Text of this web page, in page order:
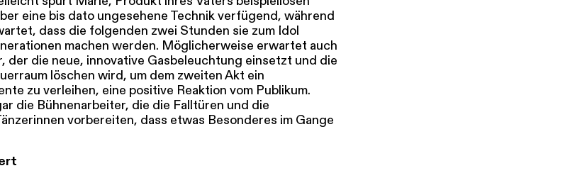
eine bis dato ungesehene Technik verfügend, während
dass die folgenden zwei Stunden sie zum Idol
machen werden. Möglicherweise erwartet auch
der die neue, innovative Gasbeleuchtung einsetzt und die
löschen wird, um dem zweiten Akt ein
zu verleihen, eine positive Reaktion vom Publikum.
die Bühnenarbeiter, die die Falltüren und die
vorbereiten, dass etwas Besonderes im Gange